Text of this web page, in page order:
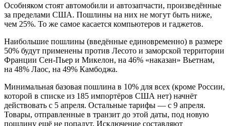
Особняком стоят автомобили и автозапчасти, произведённые
за пределами США. Пошлины на них не могут быть ниже,
чем 25%. То же самое касается компьютеров и гаджетов.
Наибольшие пошлины (введённые единовременно) в размере
50% будут применены против Лесото и заморской территории
Франции Сен-Пьер и Микелон, на 46% «наказан» Вьетнам,
на 48% Лаос, на 49% Камбоджа.
Минимальная базовая пошлина в 10% для всех (кроме России,
которой в списке из 185 импортёров США нет) начнёт
действовать с 5 апреля. Остальные тарифы — с 9 апреля.
Товары, отправленные в транзит до этой даты, под новую
пошлину ещё не попадут. Исключение составляют